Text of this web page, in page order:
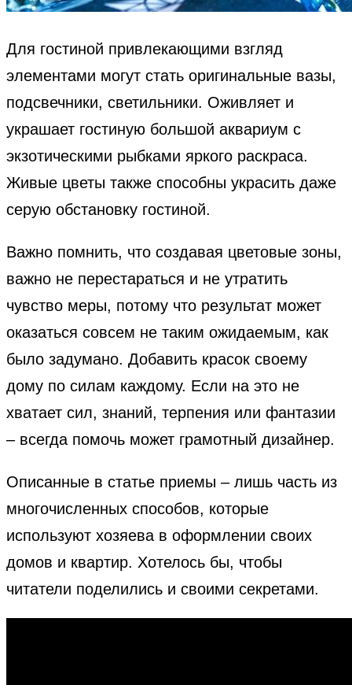
Для гостиной привлекающими взгляд
элементами могут стать оригинальные вазы,
подсвечники, светильники. Оживляет и
украшает гостиную большой аквариум с
экзотическими рыбками яркого раскраса.
Живые цветы также способны украсить даже
серую обстановку гостиной.
Важно помнить, что создавая цветовые зоны,
важно не перестараться и не утратить
чувство меры, потому что результат может
оказаться совсем не таким ожидаемым, как
было задумано. Добавить красок своему
дому по силам каждому. Если на это не
хватает сил, знаний, терпения или фантазии
– всегда помочь может грамотный дизайнер.
Описанные в статье приемы – лишь часть из
многочисленных способов, которые
используют хозяева в оформлении своих
домов и квартир. Хотелось бы, чтобы
читатели поделились и своими секретами.